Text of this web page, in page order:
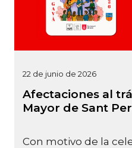
22 de junio de 2026
Afectaciones al
Mayor de Sant
Con motivo de la